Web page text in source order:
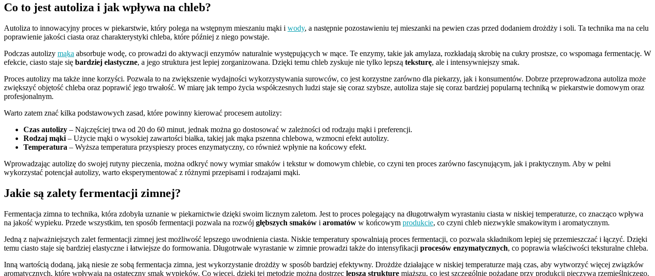
Co to jest autoliza i jak wpływa na chleb?
Autoliza to innowacyjny proces w piekarstwie, który polega na wstępnym mieszaniu mąki i wody, a następnie pozostawieniu tej mieszanki na pewien czas przed dodaniem drożdży i soli. Ta technika ma na celu
poprawienie jakości ciasta oraz charakterystyki chleba, które później z niego powstaje.
Podczas autolizy mąka absorbuje wodę, co prowadzi do aktywacji enzymów naturalnie występujących w mące. Te enzymy, takie jak amylaza, rozkładają skrobię na cukry prostsze, co wspomaga fermentację. W
efekcie, ciasto staje się bardziej elastyczne, a jego struktura jest lepiej zorganizowana. Dzięki temu chleb zyskuje nie tylko lepszą teksturę, ale i intensywniejszy smak.
Proces autolizy ma także inne korzyści. Pozwala to na zwiększenie wydajności wykorzystywania surowców, co jest korzystne zarówno dla piekarzy, jak i konsumentów. Dobrze przeprowadzona autoliza może
zwiększyć objętość chleba oraz poprawić jego trwałość. W miarę jak tempo życia współczesnych ludzi staje się coraz szybsze, autoliza staje się coraz bardziej popularną techniką w piekarstwie domowym oraz
profesjonalnym.
Warto zatem znać kilka podstawowych zasad, które powinny kierować procesem autolizy:
Czas autolizy – Najczęściej trwa od 20 do 60 minut, jednak można go dostosować w zależności od rodzaju mąki i preferencji.
Rodzaj mąki – Użycie mąki o wysokiej zawartości białka, takiej jak mąka pszenna chlebowa, wzmocni efekt autolizy.
Temperatura – Wyższa temperatura przyspieszy proces enzymatyczny, co również wpłynie na końcowy efekt.
Wprowadzając autolizę do swojej rutyny pieczenia, można odkryć nowy wymiar smaków i tekstur w domowym chlebie, co czyni ten proces zarówno fascynującym, jak i praktycznym. Aby w pełni
wykorzystać potencjał autolizy, warto eksperymentować z różnymi przepisami i rodzajami mąki.
Jakie są zalety fermentacji zimnej?
Fermentacja zimna to technika, która zdobyła uznanie w piekarnictwie dzięki swoim licznym zaletom. Jest to proces polegający na długotrwałym wyrastaniu ciasta w niskiej temperaturze, co znacząco wpływa
na jakość wypieku. Przede wszystkim, ten sposób fermentacji pozwala na rozwój głębszych smaków i aromatów w końcowym produkcie, co czyni chleb niezwykle smakowitym i aromatycznym.
Jedną z najważniejszych zalet fermentacji zimnej jest możliwość lepszego uwodnienia ciasta. Niskie temperatury spowalniają proces fermentacji, co pozwala składnikom lepiej się przemieszczać i łączyć. Dzięki
temu ciasto staje się bardziej elastyczne i łatwiejsze do formowania. Długotrwałe wyrastanie w zimnie prowadzi także do intensyfikacji procesów enzymatycznych, co poprawia właściwości teksturalne chleba.
Inną wartością dodaną, jaką niesie ze sobą fermentacja zimna, jest wykorzystanie drożdży w sposób bardziej efektywny. Drożdże działające w niskiej temperaturze mają czas, aby wytworzyć więcej związków
aromatycznych, które wpływają na ostateczny smak wypieków. Co więcej, dzięki tej metodzie można dostrzec lepszą strukturę miąższu, co jest szczególnie pożądane przy produkcji pieczywa rzemieślniczego.